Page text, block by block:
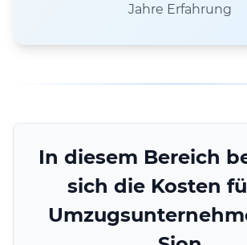
Jahre Erfahrung
In diesem Bereich
sich die Kosten